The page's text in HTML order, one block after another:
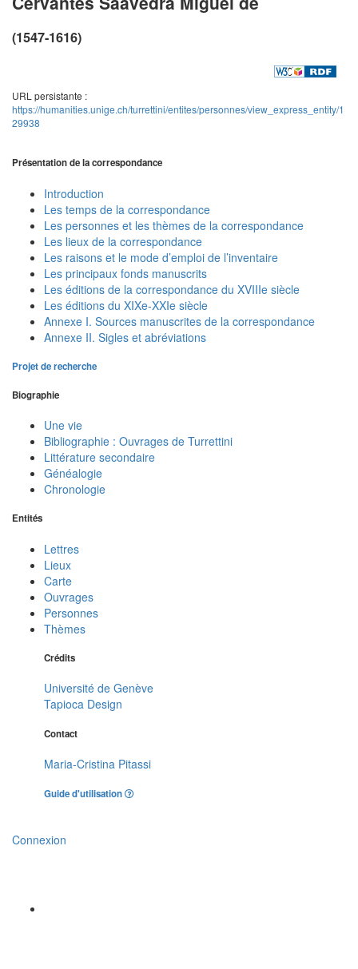
(1547-1616)
URL persistante :
https://humanities.unige.ch/turrettini/entites/personnes/view_express_entity/1
29938
Présentation de la correspondance
Introduction
Les temps de la correspondance
Les personnes et les thèmes de la correspondance
Les lieux de la correspondance
Les raisons et le mode d’emploi de l’inventaire
Les principaux fonds manuscrits
Les éditions de la correspondance du XVIIIe siècle
Les éditions du XIXe-XXIe siècle
Annexe I. Sources manuscrites de la correspondance
Annexe II. Sigles et abréviations
Projet de recherche
Biographie
Une vie
Bibliographie : Ouvrages de Turrettini
Littérature secondaire
Généalogie
Chronologie
Entités
Lettres
Lieux
Carte
Ouvrages
Personnes
Thèmes
Crédits
Université de Genève
Tapioca Design
Contact
Maria-Cristina Pitassi
Guide d'utilisation
Connexion